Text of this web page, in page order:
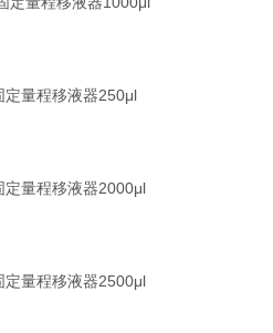
量程移液器250μl
量程移液器2000μl
量程移液器2500μl